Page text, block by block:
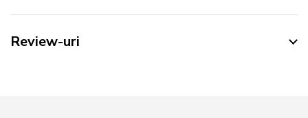
Review-uri